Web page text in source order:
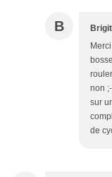
B
non
sur
de